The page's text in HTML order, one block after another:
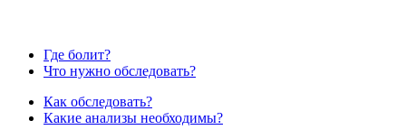
Где болит?
Что нужно обследовать?
Как обследовать?
Какие анализы необходимы?